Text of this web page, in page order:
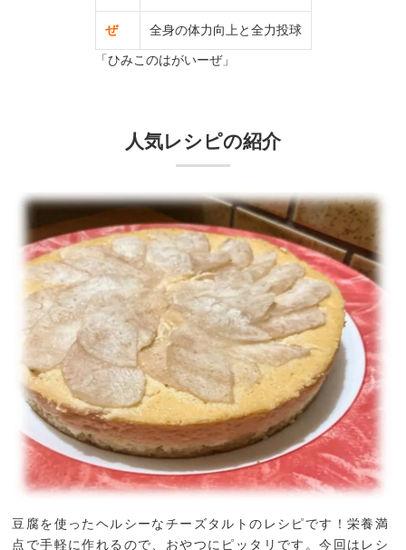
ぜ 全身の体力向上と全力投球
「ひみこのはがいーぜ」
人気レシピの紹介
豆腐を使ったヘルシーなチーズタルトのレシピです！栄養満
点で手軽に作れるので、おやつにピッタリです。今回はレシ